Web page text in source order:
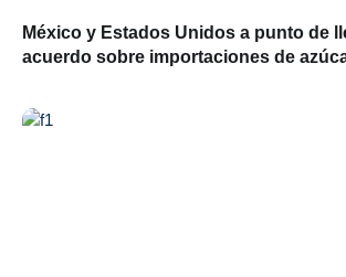
México y Estados Unidos a punto de
acuerdo sobre importaciones de